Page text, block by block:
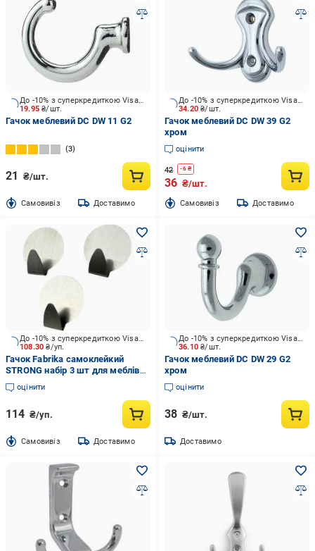
19.95₴/шт.
До -10% з суперкредиткою Visa Вигода
Гачок меблевий DC DW 11 G2
3
21 ₴/шт.
Cамовивіз Доставимо
34.20₴/шт.
До -10% з суперкредиткою Visa Вигода
Гачок меблевий DC DW 39 G2
хром
оцінити
42 -6₴
36 ₴/шт.
Cамовивіз Доставимо
108.30₴/уп.
До -10% з суперкредиткою Visa Вигода
Гачок Fabrika самоклейкий
STRONG набір 3 шт для меблів
та ванної кімнати
оцінити
114 ₴/уп.
Cамовивіз Доставимо
36.10₴/шт.
До -10% з суперкредиткою Visa Вигода
Гачок меблевий DC DW 29 G2
хром
оцінити
38 ₴/шт.
Доставимо